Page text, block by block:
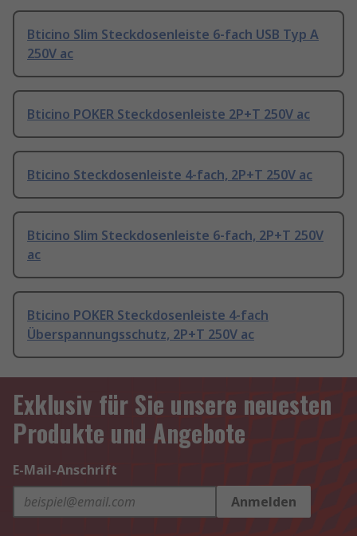
Bticino Slim Steckdosenleiste 6-fach USB Typ A
250V ac
Bticino POKER Steckdosenleiste 2P+T 250V ac
Bticino Steckdosenleiste 4-fach, 2P+T 250V ac
Bticino Slim Steckdosenleiste 6-fach, 2P+T 250V
ac
Bticino POKER Steckdosenleiste 4-fach
Überspannungsschutz, 2P+T 250V ac
Exklusiv für Sie unsere neuesten
Produkte und Angebote
E-Mail-Anschrift
Anmelden